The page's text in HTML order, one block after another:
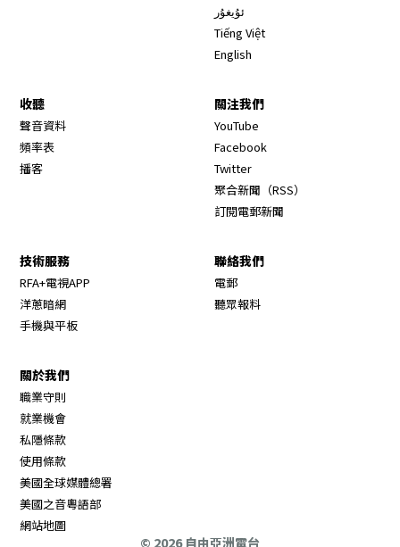
ئۇيغۇر
Tiếng Việt
English
收聽
聲音資料
頻率表
播客
關注我們
YouTube
Facebook
Twitter
聚合新聞（RSS）
訂閱電郵新聞
技術服務
RFA+電視APP
洋蔥暗網
手機與平板
聯絡我們
電郵
聽眾報料
關於我們
職業守則
就業機會
私隱條款
使用條款
美國全球媒體總署
美國之音粵語部
網站地圖
© 2026 自由亞洲電台